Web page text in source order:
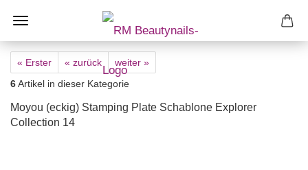
« Erster « zurück
weiter »
6Artikel in dieser Kategorie
Moyou (eckig) Stamping Plate Schablone Explorer
Collection 14